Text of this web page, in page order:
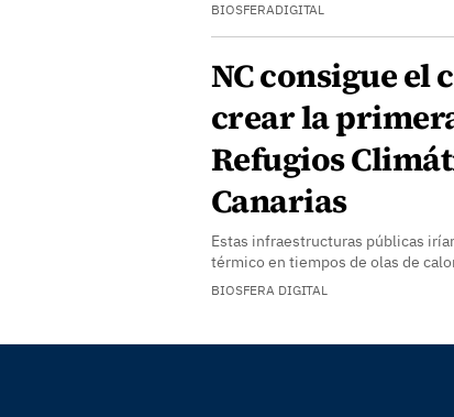
BIOSFERADIGITAL
NC consigue el
crear la
Refugios
Canarias
Estas infraestructuras públicas
térmico en tiempos de olas de
BIOSFERA DIGITAL